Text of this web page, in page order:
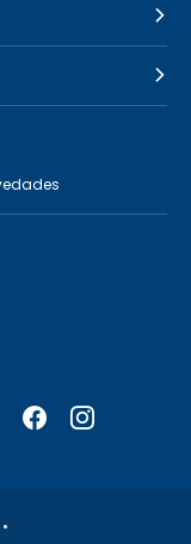
FacebookInstagram